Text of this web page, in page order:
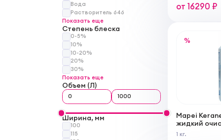
Вода
Растворитель 646
Показать еще
Степень блеска
0-5%
10%
10-20%
20%
30%
Показать еще
Объем (Л)
Ширина, мм
100
115
от 16290 ₽
%
Mapei
жидкий
цементных
1 кг.